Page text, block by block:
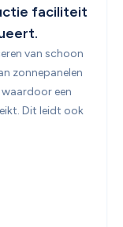
faciliteit
van schoon
zonnepanelen
een
Dit leidt ook